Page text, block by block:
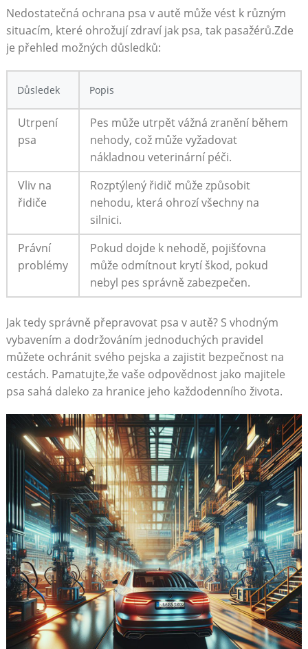
Nedostatečná ⁤ochrana psa v autě může vést k různým
situacím, ⁤které‌ ohrožují zdraví‌ jak psa, tak pasažérů.Zde
je přehled možných důsledků:
Důsledek Popis
Utrpení
psa
Pes může utrpět vážná zranění ‌během
‌nehody, což může vyžadovat
nákladnou veterinární péči.
Vliv‍ na
řidiče
Rozptýlený řidič může způsobit
nehodu, která ohrozí všechny na
⁣silnici.
Právní
problémy
Pokud dojde k nehodě, pojišťovna⁢
může odmítnout ⁤krytí škod, pokud
nebyl pes správně zabezpečen.
Jak tedy správně ‌přepravovat psa v autě? S vhodným
vybavením‍ a dodržováním jednoduchých pravidel
⁣můžete ochránit svého pejska a zajistit bezpečnost na
‍cestách.​ Pamatujte,že vaše odpovědnost jako majitele
psa sahá daleko za hranice jeho každodenního života.